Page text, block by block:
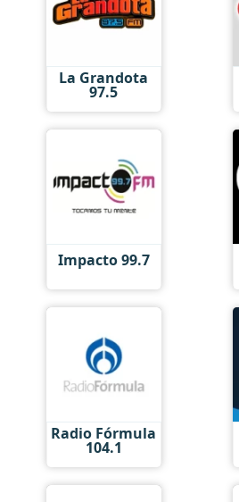
La Grandota
97.5
Impacto 99.7
Radio Fórmula
104.1